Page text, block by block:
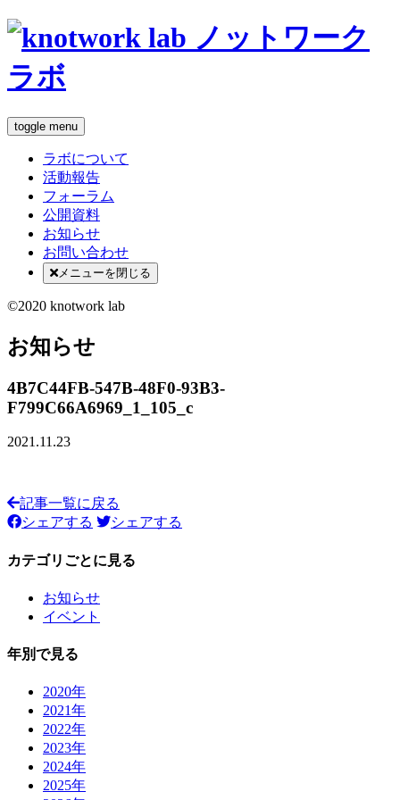
toggle menu
ラボについて
活動報告
フォーラム
公開資料
お知らせ
お問い合わせ
メニューを閉じる
©2020 knotwork lab
お知らせ
4B7C44FB-547B-48F0-93B3-
F799C66A6969_1_105_c
2021.11.23
記事一覧に戻る
シェアする
シェアする
カテゴリごとに見る
お知らせ
イベント
年別で見る
2020年
2021年
2022年
2023年
2024年
2025年